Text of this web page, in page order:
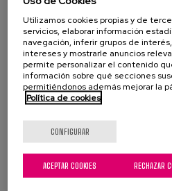
envejecimiento, y se
internacionales consolidadas
Bajos), SNAC-K (Suecia) y
explorando los retos
que implica su desarrollo y
así como el impacto que han
Objetivos:
Presentar el estudio
metodológico, los
Utilizamos cookies propias y de
servicios, elaborar información
navegación, inferir grupos de
intereses y mostrarle anuncios
permite personalizar el contenido
información sobre qué secciones
permitiéndonos además mejorar la
Política de cookies
CONFIGURAR
RECHAZAR
ACEPTAR COOKIES